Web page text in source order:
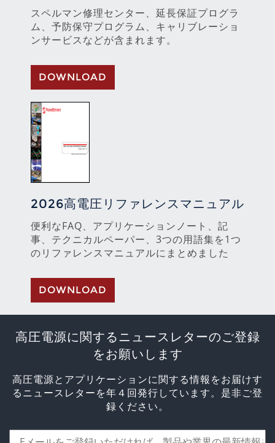
スペルマン修理センター、延長保証プログラ
ム、予防保守プログラム、キャリブレーショ
ンサービスなどが含まれます。
DOWNLOAD
2026高電圧リファレンスマニュアル
便利なFAQ、アプリケーションノート、記
事、テクニカルペーパー、3つの用語集を1つ
のリファレンスマニュアルにまとめました
DOWNLOAD
高圧電源に関するニュースレターのご登録
をお願いします
高圧電源とアプリケーションに関する情報をお届けす
るニュースレターを年４回発行しています。是非ご登
録ください。